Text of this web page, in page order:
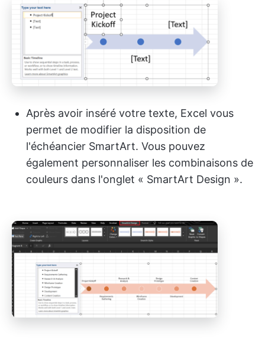
Après avoir inséré votre texte, Excel vous
permet de modifier la disposition de
l'échéancier SmartArt. Vous pouvez
également personnaliser les combinaisons de
couleurs dans l'onglet « SmartArt Design ».